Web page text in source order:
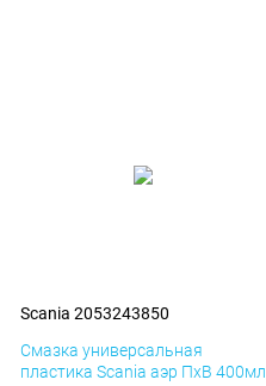
Scania 2053243850
Смазка универсальная
пластика Scania аэр ПхВ 400мл